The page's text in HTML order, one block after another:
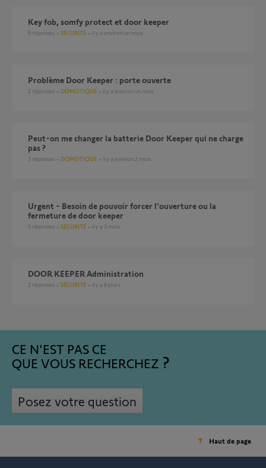
Key fob, somfy protect et door keeper
6 réponses SÉCURITÉ il y a environ un mois
Problème Door Keeper : porte ouverte
2 réponses DOMOTIQUE il y a environ un mois
Peut-on me changer la batterie Door Keeper qui ne charge
pas ?
3 réponses DOMOTIQUE il y a environ 2 mois
Urgent - Besoin de pouvoir forcer l'ouverture ou la
fermeture de door keeper
8 réponses SÉCURITÉ il y a 3 mois
DOOR KEEPER Administration
2 réponses SÉCURITÉ il y a 8 jours
CE N'EST PAS CE
QUE VOUS RECHERCHEZ
Posez votre question
Haut de page